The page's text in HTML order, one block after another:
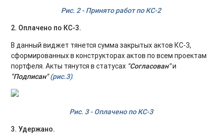
Рис. 2 - Принято работ по КС-2
2. Оплачено по КС-3.
В данный виджет тянется сумма закрытых актов КС-3,
сформированных в конструкторах актов по всем проектам
портфеля. Акты тянутся в статусах "Согласован"и
"Подписан"(рис.3).
Рис. 3 - Оплачено по КС-3
3. Удержано.